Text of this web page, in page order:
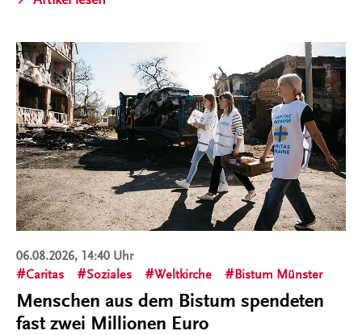
06.08.2026, 14:40 Uhr
Caritas
Soziales Weltkirche Bistum Münster
Menschen aus dem Bistum spendeten
fast zwei Millionen Euro